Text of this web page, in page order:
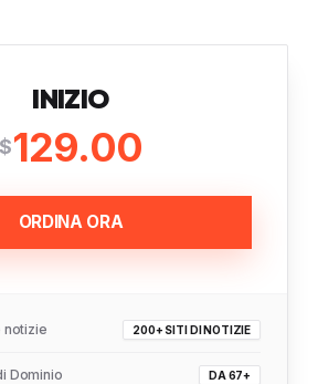
INIZIO
$129.00
ORDINA ORA
notizie 200+ SITI DI NOTIZIE
Dominio DA 67+